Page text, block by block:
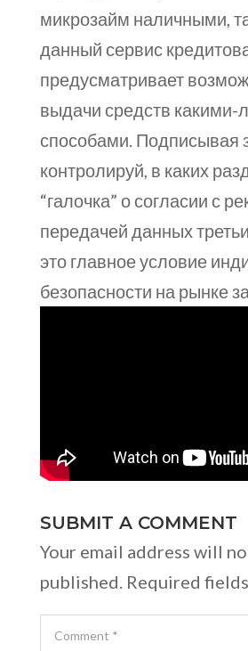
микрозайм наличными,
данный сервис
предусматривает
выдачи средств какими-
способами. Подписывая
контролируй, в каких
“галочка” о согласии с
передачей данных
это главное условие
безопасности на рынке
SUBMIT A COMMENT
Your email address will
published. Required